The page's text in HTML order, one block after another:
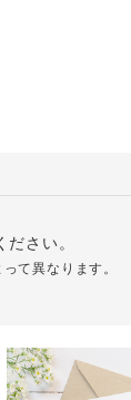
さい。
て異なります。